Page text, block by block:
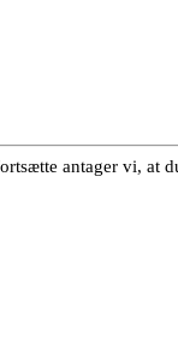
antager vi, at